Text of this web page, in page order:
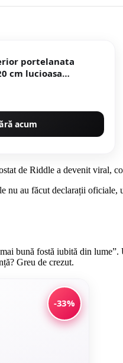
portelanata
acum
de Riddle a devenit viral,
au făcut declarații oficiale,
bună fostă iubită din
Greu de crezut.
-33%